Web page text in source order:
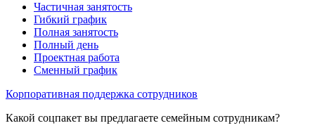
Частичная занятость
Гибкий график
Полная занятость
Полный день
Проектная работа
Сменный график
Корпоративная поддержка сотрудников
Какой соцпакет вы предлагаете семейным сотрудникам?